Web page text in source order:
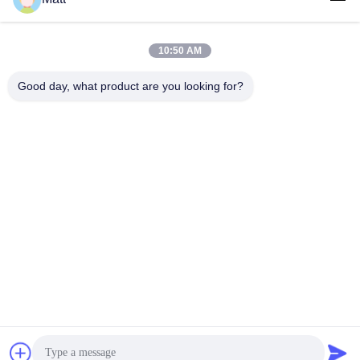
10:50 AM
Good day, what product are you looking for?